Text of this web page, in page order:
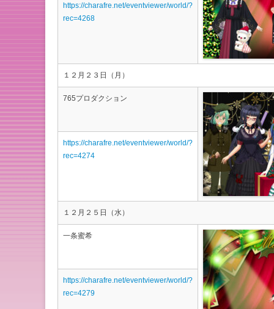
https://charafre.net/eventviewer/world/?
rec=4268
１２月２３日（月）
765プロダクション
https://charafre.net/eventviewer/world/?
rec=4274
１２月２５日（水）
一条蜜希
https://charafre.net/eventviewer/world/?
rec=4279